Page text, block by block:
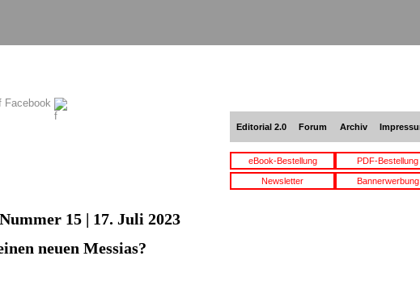
Facebook
Editorial 2.0 Forum Archiv
eBook-Bestellung PDF-Bestellung
Newsletter Bannerwerbung
15 | 17. Juli 2023
neuen Messias?